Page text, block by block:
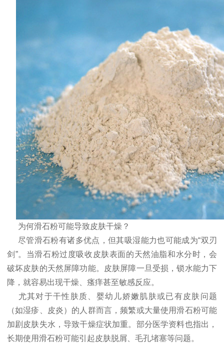
为何滑石粉可能导致皮肤干燥？
尽管滑石粉有诸多优点，但其吸湿能力也可能成为“双刃
剑”。当滑石粉过度吸收皮肤表面的天然油脂和水分时，会
破坏皮肤的天然屏障功能。皮肤屏障一旦受损，锁水能力下
降，就容易出现干燥、瘙痒甚至敏感反应。
尤其对于干性肤质、婴幼儿娇嫩肌肤或已有皮肤问题
（如湿疹、皮炎）的人群而言，频繁或大量使用滑石粉可能
加剧皮肤失水，导致干燥症状加重。部分医学资料也指出，
长期使用滑石粉可能引起皮肤脱屑、毛孔堵塞等问题。